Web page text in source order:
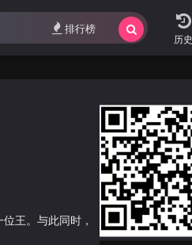
排行榜
王。与此同时，